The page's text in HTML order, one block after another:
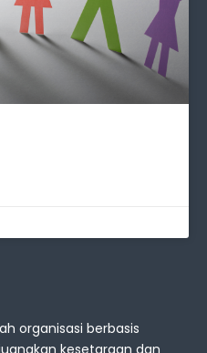
organisasi berbasis